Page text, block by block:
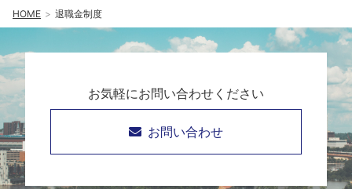
HOME 退職金制度
お気軽にお問い合わせください
お問い合わせ